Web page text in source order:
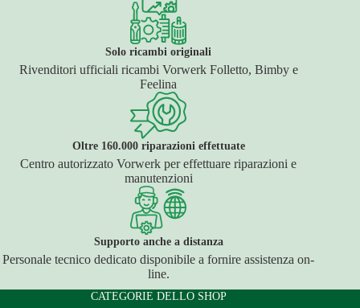
Solo ricambi originali
Rivenditori ufficiali ricambi Vorwerk Folletto, Bimby e
Feelina
Oltre 160.000 riparazioni effettuate
Centro autorizzato Vorwerk per effettuare riparazioni e
manutenzioni
Supporto anche a distanza
Personale tecnico dedicato disponibile a fornire assistenza on-
line.
CATEGORIE DELLO SHOP